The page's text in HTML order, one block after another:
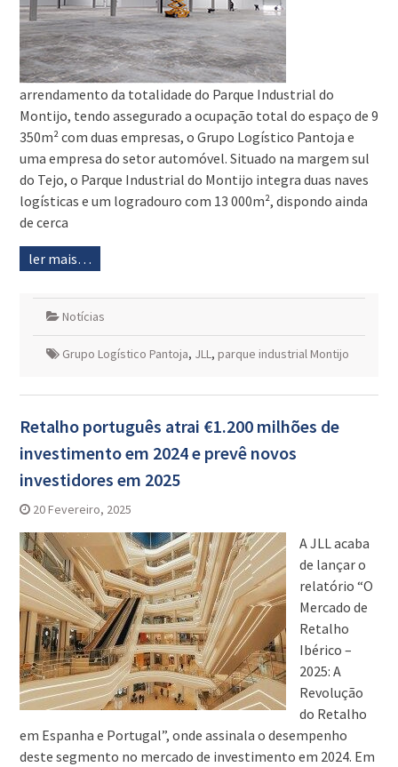
arrendamento da totalidade do Parque Industrial do
Montijo, tendo assegurado a ocupação total do espaço de 9
350m² com duas empresas, o Grupo Logístico Pantoja e
uma empresa do setor automóvel. Situado na margem sul
do Tejo, o Parque Industrial do Montijo integra duas naves
logísticas e um logradouro com 13 000m², dispondo ainda
de cerca
ler mais…
Notícias
Grupo Logístico Pantoja, JLL, parque industrial Montijo
Retalho português atrai €1.200 milhões de
investimento em 2024 e prevê novos
investidores em 2025
20 Fevereiro, 2025
A JLL acaba
de lançar o
relatório “O
Mercado de
Retalho
Ibérico –
2025: A
Revolução
do Retalho
em Espanha e Portugal”, onde assinala o desempenho
deste segmento no mercado de investimento em 2024. Em